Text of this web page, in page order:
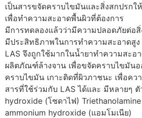
เป็นสารขจัดคราบไขมันและสิ่งสกปรกใ
เพื่อทำความสะอาดพื้นผิวที่ต้องการ
มีการทดลองแล้วว่ามีความปลอดภัยต่อ
มีประสิทธิภาพในการทำความสะอาดสูง
LAS จึงถูกใช้มากในน้ำยาทำความสะอ
ผลิตภัณฑ์ล้างจาน เพื่อขจัดคราบไขมันอ
คราบไขมัน เกาะติดที่ผิวภาชนะ เพื่อคว
สารที่ใช้ร่วมกับ LAS ได้และ มีหลายๆ ตั
hydroxide (โซดาไฟ)
ammonium hydroxide (แอมโมเนีย)